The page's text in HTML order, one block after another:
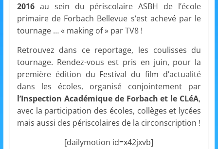
l'Animation
–
Stiring-
Wendel
L
o
2016au sein du périscolaire ASBH de l’école
primaire de Forbach Bellevue s’est achevé par le
tournage … « making of » par TV8 !
Retrouvez dans ce reportage, les coulisses du
tournage. Rendez-vous est pris en juin, pour la
première édition du Festival du film d’actualité
dans les écoles, organisé conjointement par
l’Inspection Académique de Forbach et le CLéA,
avec la participation des écoles, collèges et lycées
mais aussi des périscolaires de la circonscription !
[dailymotion id=x42jxvb]